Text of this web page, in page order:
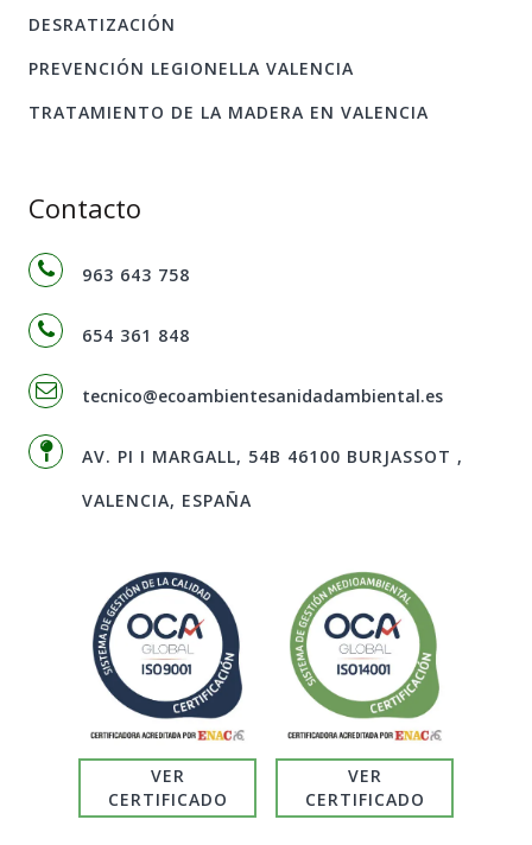
DESRATIZACIÓN
PREVENCIÓN LEGIONELLA VALENCIA
TRATAMIENTO DE LA MADERA EN VALENCIA
Contacto
963 643 758
654 361 848
tecnico@ecoambientesanidadambiental.es
AV. PI I MARGALL, 54B 46100 BURJASSOT ,
VALENCIA, ESPAÑA
VER
CERTIFICADO
VER
CERTIFICADO